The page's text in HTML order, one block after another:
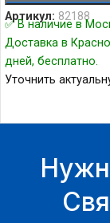
Артикул: 82188
✅ В наличие в
Доставка в
дней, бесплатно.
Уточнить